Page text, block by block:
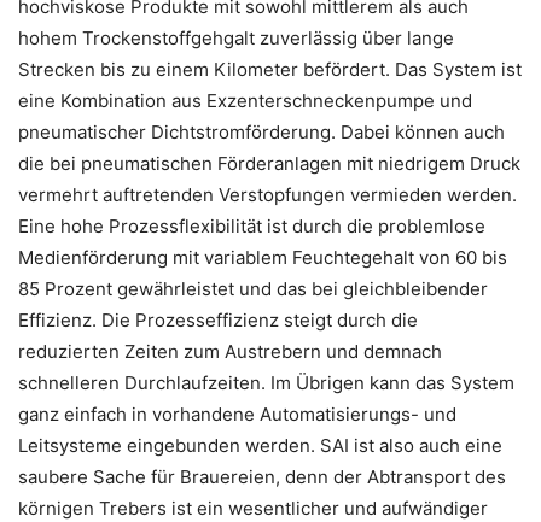
hochviskose Produkte mit sowohl mittlerem als auch
hohem Trockenstoffgehgalt zuverlässig über lange
Strecken bis zu einem Kilometer befördert. Das System ist
eine Kombination aus Exzenterschneckenpumpe und
pneumatischer Dichtstromförderung. Dabei können auch
die bei pneumatischen Förderanlagen mit niedrigem Druck
vermehrt auftretenden Verstopfungen vermieden werden.
Eine hohe Prozessflexibilität ist durch die problemlose
Medienförderung mit variablem Feuchtegehalt von 60 bis
85 Prozent gewährleistet und das bei gleichbleibender
Effizienz. Die Prozesseffizienz steigt durch die
reduzierten Zeiten zum Austrebern und demnach
schnelleren Durchlaufzeiten. Im Übrigen kann das System
ganz einfach in vorhandene Automatisierungs- und
Leitsysteme eingebunden werden. SAI ist also auch eine
saubere Sache für Brauereien, denn der Abtransport des
körnigen Trebers ist ein wesentlicher und aufwändiger